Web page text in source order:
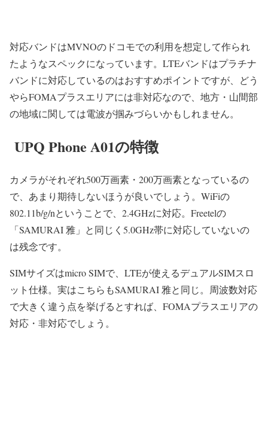
対応バンドはMVNOのドコモでの利用を想定して作られ
たようなスペックになっています。LTEバンドはプラチナ
バンドに対応しているのはおすすめポイントですが、どう
やらFOMAプラスエリアには非対応なので、地方・山間部
の地域に関しては電波が掴みづらいかもしれません。
UPQ Phone A01の特徴
カメラがそれぞれ500万画素・200万画素となっているの
で、あまり期待しないほうが良いでしょう。 WiFiの
802.11b/g/nということで、2.4GHzに対応。Freetelの
「SAMURAI 雅」と同じく5.0GHz帯に対応していないの
は残念です。
SIMサイズはmicro SIMで、LTEが使えるデュアルSIMスロ
ット仕様。実はこちらもSAMURAI 雅と同じ。周波数対応
で大きく違う点を挙げるとすれば、FOMAプラスエリアの
対応・非対応でしょう。